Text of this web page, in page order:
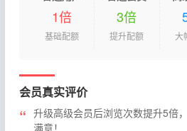
1倍
基础配额
3倍
提升配额 大
会员真实评价
升级高级会员后浏览次数提升5倍
满意！